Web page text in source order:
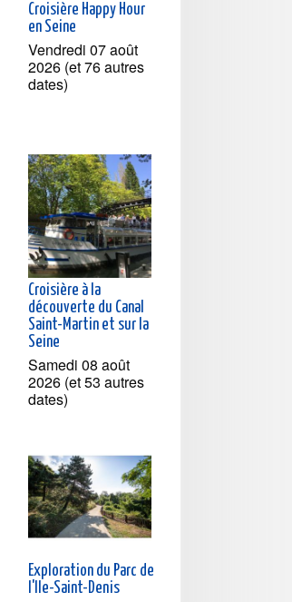
Croisière Happy Hour
en Seine
Vendredi 07 août
2026 (et 76 autres
dates)
Croisière à la
découverte du Canal
Saint-Martin et sur la
Seine
Samedi 08 août
2026 (et 53 autres
dates)
Exploration du Parc de
l'Ile-Saint-Denis